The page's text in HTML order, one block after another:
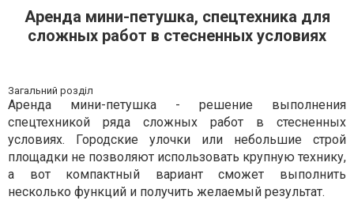
Аренда мини-петушка, спецтехника для
сложных работ в стесненных условиях
Загальний розділ
Аренда мини-петушка - решение выполнения
спецтехникой ряда сложных работ в стесненных
условиях. Городские улочки или небольшие строй
площадки не позволяют использовать крупную технику,
а вот компактный вариант сможет выполнить
несколько функций и получить желаемый результат.